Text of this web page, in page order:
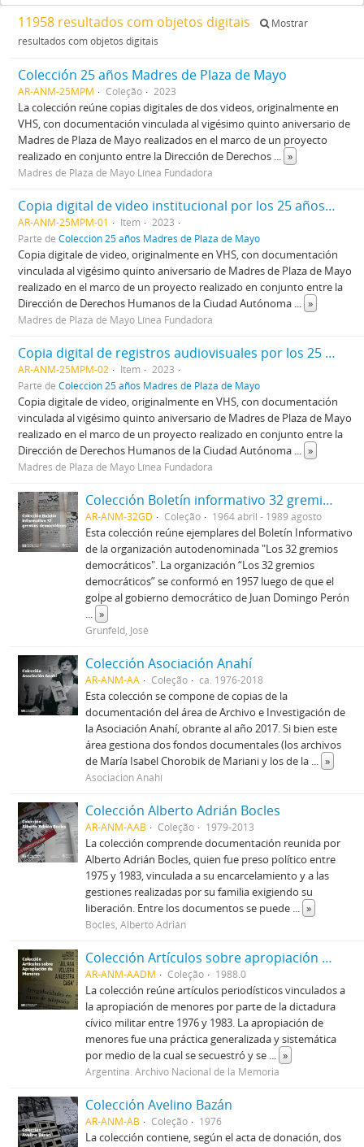
11958 resultados com objetos digitais
Mostrar
resultados com objetos digitais
Colección 25 años Madres de Plaza de Mayo
AR-ANM-25MPM Coleção 2023
La colección reúne copias digitales de dos videos, originalmente en
VHS, con documentación vinculada al vigésimo quinto aniversario de
Madres de Plaza de Mayo realizados en el marco de un proyecto
realizado en conjunto entre la Dirección de Derechos ... »
Madres de Plaza de Mayo Línea Fundadora
Copia digital de video institucional por los 25 años de Madres de Plaza de Mayo
AR-ANM-25MPM-01 Item
2023
Parte de Colección 25 años Madres de Plaza de Mayo
Copia digitale de video, originalmente en VHS, con documentación
vinculada al vigésimo quinto aniversario de Madres de Plaza de Mayo
realizado en el marco de un proyecto realizado en conjunto entre la
Dirección de Derechos Humanos de la Ciudad Autónoma ... »
Madres de Plaza de Mayo Línea Fundadora
Copia digital de registros audiovisuales por los 25 años de Madres de Plaza de Mayo
AR-ANM-25MPM-02 Item
2023
Parte de Colección 25 años Madres de Plaza de Mayo
Copia digitale de video, originalmente en VHS, con documentación
vinculada al vigésimo quinto aniversario de Madres de Plaza de Mayo
realizado en el marco de un proyecto realizado en conjunto entre la
Dirección de Derechos Humanos de la Ciudad Autónoma ... »
Madres de Plaza de Mayo Línea Fundadora
Colección Boletín informativo 32 gremios democráticos
AR-ANM-32GD Coleção 1964 abril - 1989 agosto
Esta colección reúne ejemplares del Boletín Informativo
de la organización autodenominada "Los 32 gremios
democráticos". La organización “Los 32 gremios
democráticos” se conformó en 1957 luego de que el
golpe al gobierno democrático de Juan Domingo Perón
... »
Grunfeld, José
Colección Asociación Anahí
AR-ANM-AA Coleção ca. 1976-2018
Esta colección se compone de copias de la
documentación del área de Archivo e Investigación de
la Asociación Anahí, obrante al año 2017. Si bien este
área gestiona dos fondos documentales (los archivos
de María Isabel Chorobik de Mariani y los de la ... »
Asociación Anahí
Colección Alberto Adrián Bocles
AR-ANM-AAB Coleção 1979-2013
La colección comprende documentación reunida por
Alberto Adrián Bocles, quien fue preso político entre
1975 y 1983, vinculada a su encarcelamiento y a las
gestiones realizadas por su familia exigiendo su
liberación. Entre los documentos se puede ... »
Bocles, Alberto Adrián
Colección Artículos sobre apropiación de menores
AR-ANM-AADM Coleção 1988.0
La colección reúne artículos periodísticos vinculados a
la apropiación de menores por parte de la dictadura
cívico militar entre 1976 y 1983. La apropiación de
menores fue una práctica generalizada y sistemática
por medio de la cual se secuestró y se ... »
Argentina. Archivo Nacional de la Memoria
Colección Avelino Bazán
AR-ANM-AB Coleção 1976
La colección contiene, según el acta de donación, dos